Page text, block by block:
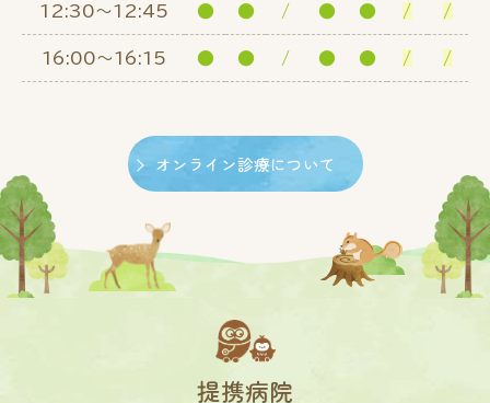
12:30～12:45 ● ● / ● ● / /
16:00～16:15 ● ● / ● ● / /
オンライン診療について
提携病院